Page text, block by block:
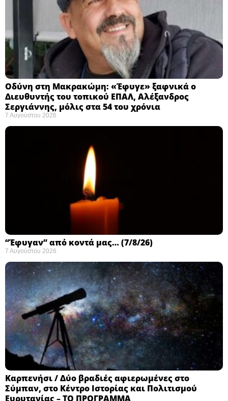
Οδύνη στη Μακρακώμη: «Έφυγε» ξαφνικά ο
Διευθυντής του τοπικού ΕΠΑΛ, Αλέξανδρος
Σεργιάννης, μόλις στα 54 του χρόνια
7 Αυγούστου 2026
“Έφυγαν” από κοντά μας… (7/8/26)
7 Αυγούστου 2026
Καρπενήσι / Δύο βραδιές αφιερωμένες στο
Σύμπαν, στο Κέντρο Ιστορίας και Πολιτισμού
Ευρυτανίας – ΤΟ ΠΡΟΓΡΑΜΜΑ